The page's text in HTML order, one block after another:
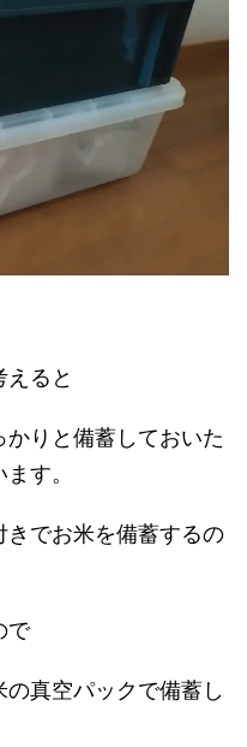
ると
りと備蓄しておいた
す。
きでお米を備蓄するの
で
真空パックで備蓄し